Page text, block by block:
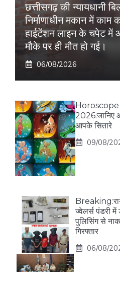
छत्तीसगढ़ की न्यायधानी
निर्माणाधीन मकान में
हाईटेंशन लाइन के चपेट में
मौके पर ही मौत हो गई।
06/08/2026
2026:जानिए
आपके सितारे
09/08/
ज्वेलर्स पंडरी में
पुलिसिंग से
गिरफ्तार
06/08/